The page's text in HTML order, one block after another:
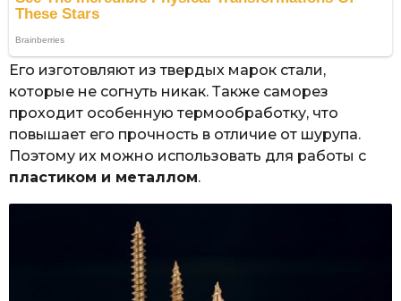
Его изготовляют из твердых марок стали,
которые не согнуть никак. Также саморез
проходит особенную термообработку, что
повышает его прочность в отличие от шурупа.
Поэтому их можно использовать для работы с
пластиком и металлом.